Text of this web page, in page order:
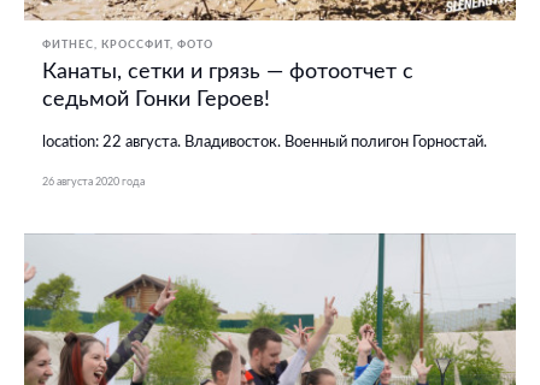
ФИТНЕС, КРОССФИТ ФОТО
Канаты, сетки и грязь — фотоотчет с
седьмой Гонки Героев!
location: 22 августа. Владивосток. Военный полигон Горностай.
26 августа 2020 года